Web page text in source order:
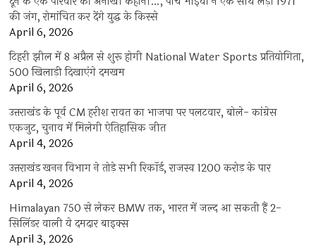
की जंग, रोमांचित कर देंगे युद्ध के किस्से
April 6, 2026
टिहरी झील में 8 अप्रैल से शुरू होगी National Water Sports प्रतियोगिता,
500 खिलाड़ी दिखाएंगे दमखम
April 6, 2026
उत्तराखंड के पूर्व CM हरीश रावत का भाजपा पर पलटवार, बोले- कांग्रेस
एकजुट, चुनाव में मिलेगी ऐतिहासिक जीत
April 4, 2026
उत्तराखंड खनन विभाग ने तोड़े सभी रिकॉर्ड, राजस्व 1200 करोड़ के पार
April 4, 2026
Himalayan 750 से लेकर BMW तक, भारत में जल्द आ सकती हैं 2-
सिलिंडर वाली ये दमदार बाइक्स
April 3, 2026